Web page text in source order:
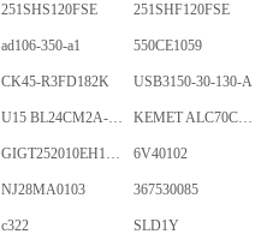
251SHS120FSE 251SHF120FSE
ad106-350-a1 550CE1059
CK45-R3FD182K USB3150-30-130-A
U15 BL24CM2A-PARC KEMET ALC70C152EN450
GIGT252010EH1R0MNE 6V40102
NJ28MA0103 367530085
c322 SLD1Y